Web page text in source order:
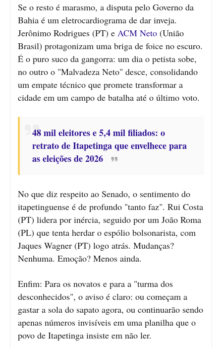
Se o resto é marasmo, a disputa pelo Governo da
Bahia é um eletrocardiograma de dar inveja.
Jerônimo Rodrigues (PT) e ACM Neto (União
Brasil) protagonizam uma briga de foice no escuro.
É o puro suco da gangorra: um dia o petista sobe,
no outro o "Malvadeza Neto" desce, consolidando
um empate técnico que promete transformar a
cidade em um campo de batalha até o último voto.
48 mil eleitores e 5,4 mil filiados: o
retrato de Itapetinga que envelhece para
as eleições de 2026
No que diz respeito ao Senado, o sentimento do
itapetinguense é de profundo "tanto faz". Rui Costa
(PT) lidera por inércia, seguido por um João Roma
(PL) que tenta herdar o espólio bolsonarista, com
Jaques Wagner (PT) logo atrás. Mudanças?
Nenhuma. Emoção? Menos ainda.
Enfim: Para os novatos e para a "turma dos
desconhecidos", o aviso é claro: ou começam a
gastar a sola do sapato agora, ou continuarão sendo
apenas números invisíveis em uma planilha que o
povo de Itapetinga insiste em não ler.